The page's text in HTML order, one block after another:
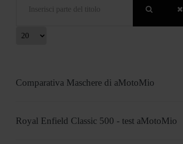
Comparativa Maschere di aMotoMio
Royal Enfield Classic 500 - test aMotoMio